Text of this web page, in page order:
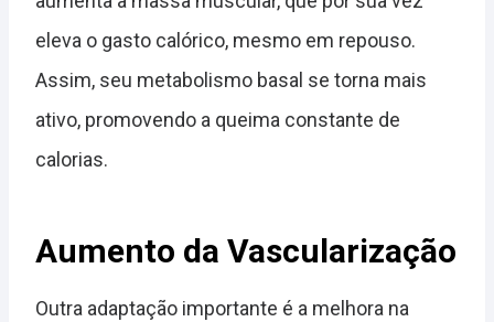
eleva o gasto calórico, mesmo em repouso.
Assim, seu metabolismo basal se torna mais
ativo, promovendo a queima constante de
calorias.
Aumento da Vascularização
Outra adaptação importante é a melhora na